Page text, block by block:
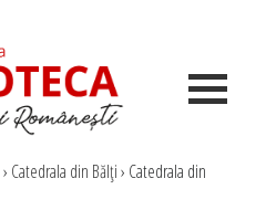
› Catedrala din Bălţi› Catedrala din